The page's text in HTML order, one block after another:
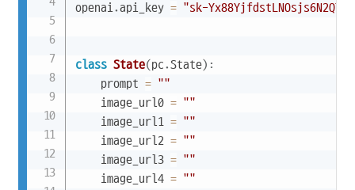
openai.api_key = "sk-
class State(pc.State) :
    prompt
= ""
    image_url0
= ""
    image_url1
= ""
    image_url2
= ""
    image_url3
= ""
    image_url4
= ""